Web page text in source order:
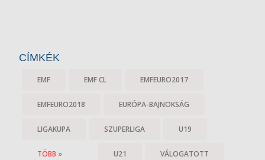
CÍMKÉK
EMF EMF CL EMFEURO2017
EMFEURO2018 EURÓPA-BAJNOKSÁG
LIGAKUPA SZUPERLIGA U19
U21 VÁLOGATOTT
TÖBB »